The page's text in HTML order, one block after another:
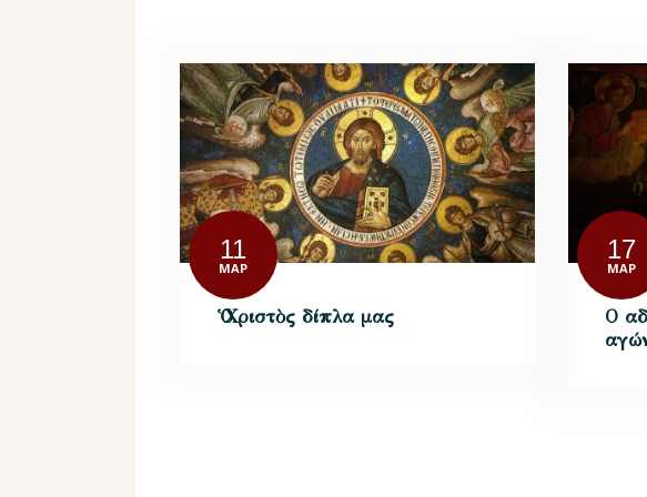
11
ΜΑΡ
Ὁ Χριστὸς δίπλα μας
17
ΜΑΡ
Ο